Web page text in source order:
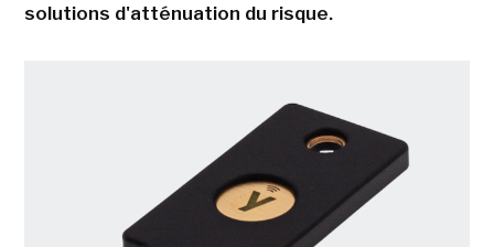
solutions d'atténuation du risque.